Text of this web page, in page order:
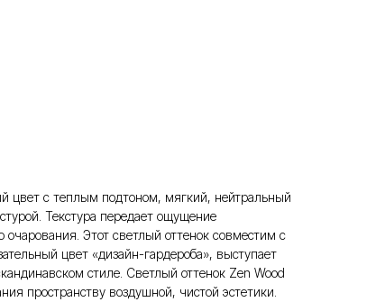
цвет с теплым подтоном, мягкий, нейтральный
Текстура передает ощущение
очарования. Этот светлый оттенок совместим с
цвет «дизайн-гардероба», выступает
стиле. Светлый оттенок Zen Wood
пространству воздушной, чистой эстетики.